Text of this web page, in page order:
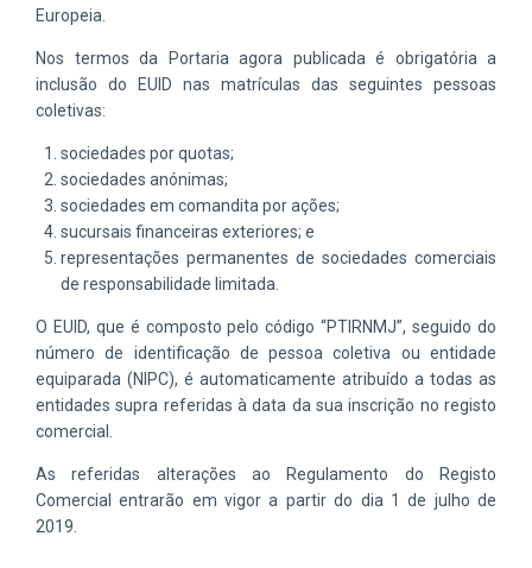
Europeia.
Nos termos da Portaria agora publicada é obrigatória a
inclusão do EUID nas matrículas das seguintes pessoas
coletivas:
sociedades por quotas;
sociedades anónimas;
sociedades em comandita por ações;
sucursais financeiras exteriores; e
representações permanentes de sociedades comerciais
de responsabilidade limitada.
O EUID, que é composto pelo código “PTIRNMJ”, seguido do
número de identificação de pessoa coletiva ou entidade
equiparada (NIPC), é automaticamente atribuído a todas as
entidades supra referidas à data da sua inscrição no registo
comercial.
As referidas alterações ao Regulamento do Registo
Comercial entrarão em vigor a partir do dia 1 de julho de
2019.